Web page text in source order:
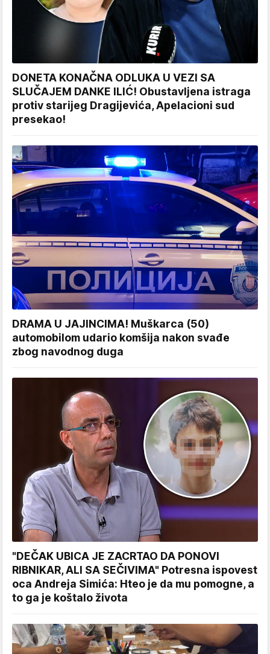
DONETA KONAČNA ODLUKA U VEZI SA
SLUČAJEM DANKE ILIĆ! Obustavljena istraga
protiv starijeg Dragijevića, Apelacioni sud
presekao!
DRAMA U JAJINCIMA! Muškarca (50)
automobilom udario komšija nakon svađe
zbog navodnog duga
"DEČAK UBICA JE ZACRTAO DA PONOVI
RIBNIKAR, ALI SA SEČIVIMA" Potresna ispovest
oca Andreja Simića: Hteo je da mu pomogne, a
to ga je koštalo života